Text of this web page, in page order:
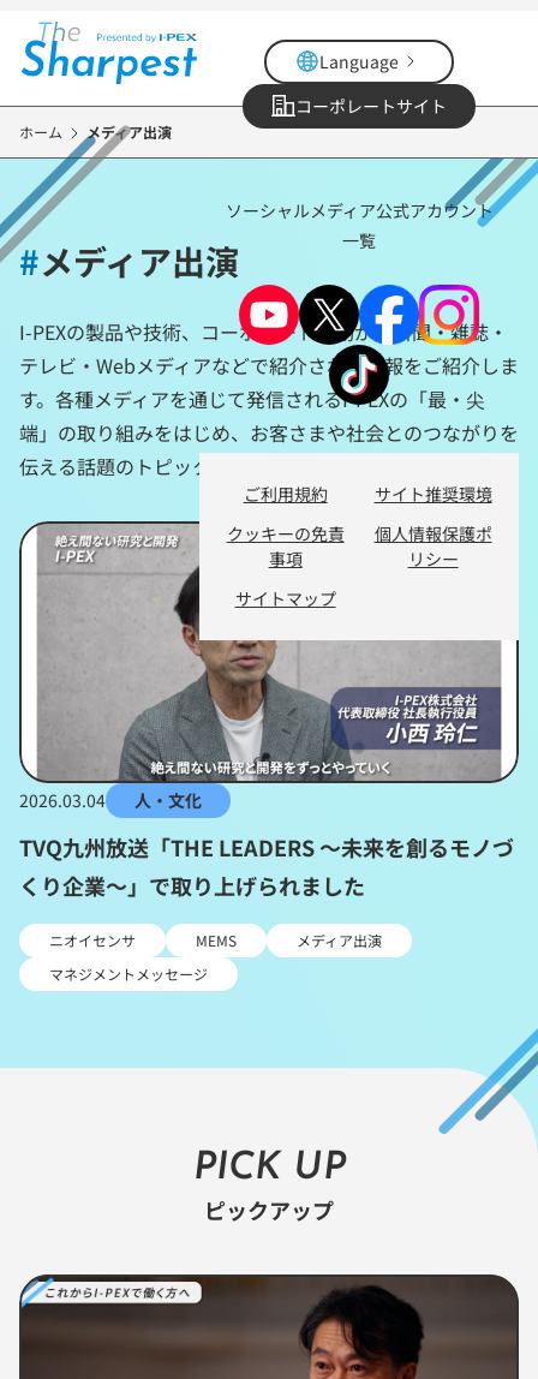
コ
テ
ツ
に
Language
コーポレートサイト
ソーシャルメディア公式アカウント
一覧
ご利用規約
サイト推奨環境
クッキーの免責
事項
個人情報保護ポ
リシー
サイトマップ
ホーム メディア出演
#メディア出演
I-PEXの製品や技術、コーポレート活動が、新聞・雑誌・
テレビ・Webメディアなどで紹介された情報をご紹介しま
す。各種メディアを通じて発信されるI-PEXの「最・尖
端」の取り組みをはじめ、お客さまや社会とのつながりを
伝える話題のトピックをお届けします。
2026.03.04 人・文化
TVQ九州放送「THE LEADERS 〜未来を創るモノづ
くり企業〜」で取り上げられました
ニオイセンサ MEMS
メディア出演
マネジメントメッセージ
PICK UP
ピックアップ